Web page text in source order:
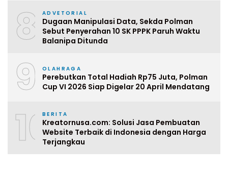
8 ADVETORIAL
Dugaan Manipulasi Data, Sekda Polman
Sebut Penyerahan 10 SK PPPK Paruh Waktu
Balanipa Ditunda
9 OLAHRAGA
Perebutkan Total Hadiah Rp75 Juta, Polman
Cup VI 2026 Siap Digelar 20 April Mendatang
10BERITA
Kreatornusa.com: Solusi Jasa Pembuatan
Website Terbaik di Indonesia dengan Harga
Terjangkau